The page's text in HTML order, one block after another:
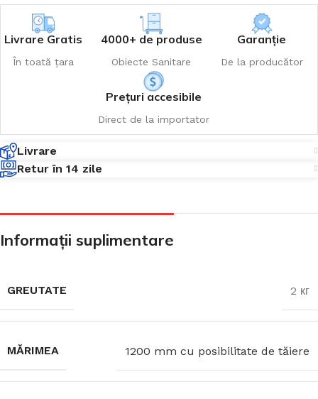
Livrare Gratis
În toată țara
4000+ de produse
Obiecte Sanitare
Garanție
De la producător
Prețuri accesibile
Direct de la importator
Livrare
Retur în 14 zile
Informații suplimentare
GREUTATE 2 кг
MĂRIMEA 1200 mm cu posibilitate de tăiere